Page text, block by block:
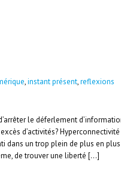
,instant présent,reflexions
le déferlement
d’activités?
dans un trop plein de plus en plus
de trouver une liberté […]